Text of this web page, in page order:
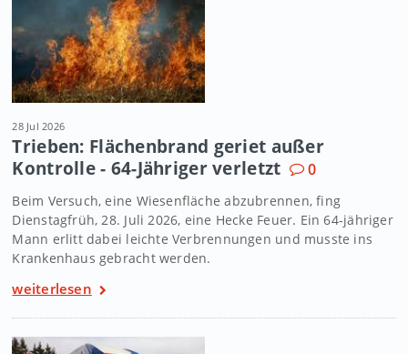
28 Jul 2026
Trieben: Flächenbrand geriet außer
Kontrolle - 64-Jähriger verletzt
0
Beim Versuch, eine Wiesenfläche abzubrennen, fing
Dienstagfrüh, 28. Juli 2026, eine Hecke Feuer. Ein 64-jähriger
Mann erlitt dabei leichte Verbrennungen und musste ins
Krankenhaus gebracht werden.
weiterlesen